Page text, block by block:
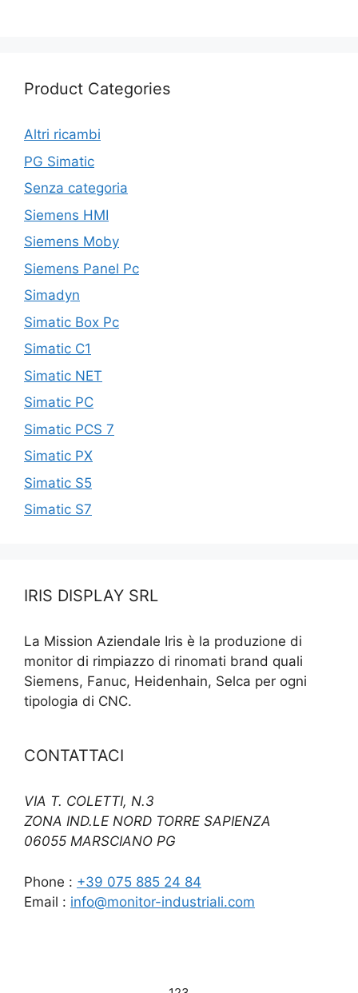
Product Categories
Altri ricambi
PG Simatic
Senza categoria
Siemens HMI
Siemens Moby
Siemens Panel Pc
Simadyn
Simatic Box Pc
Simatic C1
Simatic NET
Simatic PC
Simatic PCS 7
Simatic PX
Simatic S5
Simatic S7
IRIS DISPLAY SRL
La Mission Aziendale Iris è la produzione di
monitor di rimpiazzo di rinomati brand quali
Siemens, Fanuc, Heidenhain, Selca per ogni
tipologia di CNC.
CONTATTACI
VIA T. COLETTI, N.3
ZONA IND.LE NORD TORRE SAPIENZA
06055 MARSCIANO PG
Phone : +39 075 885 24 84
Email : info@monitor-industriali.com